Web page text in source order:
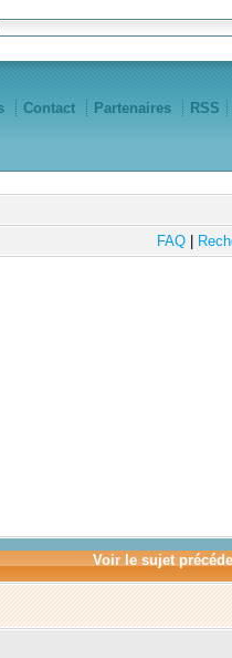
Contact Partenaires RSS
FAQ|
Voir le sujet